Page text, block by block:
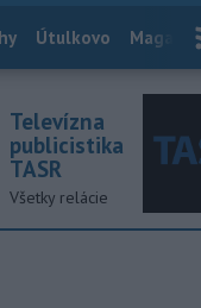
Útulkovo Magazín
Televízna
publicistika
TASR
Všetky relácie